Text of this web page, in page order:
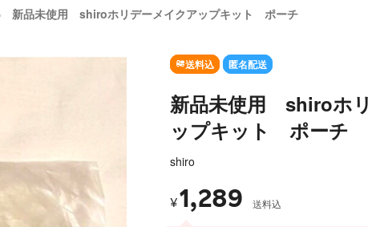
新品未使用 shiroホリデーメイクアップキット ポーチ
送料込 匿名配送
新品未使用 shiroホ
ップキット ポーチ
shiro
¥1,289 送料込